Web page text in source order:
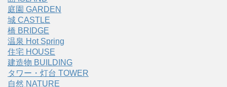
庭園 GARDEN
城 CASTLE
橋 BRIDGE
温泉 Hot Spring
住宅 HOUSE
建造物 BUILDING
タワー・灯台 TOWER
自然 NATURE